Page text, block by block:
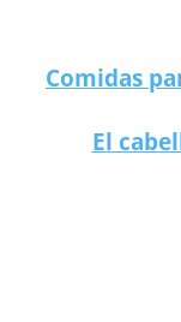
Comidas
El